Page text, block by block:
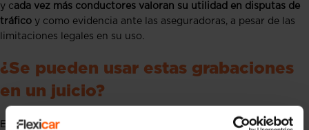
y cada vez más conductores valoran su utilidad en disputas de
tráfico y como evidencia ante las aseguradoras, a pesar de las
limitaciones legales en su uso.
¿Se pueden usar estas grabaciones
en un juicio?
En generalno se suelen aceptar como pruebas en un juicio